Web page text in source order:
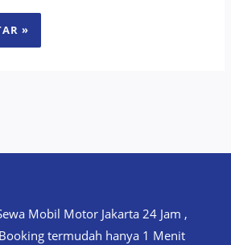
Mobil Motor Jakarta 24 Jam ,
Booking termudah hanya 1 Menit